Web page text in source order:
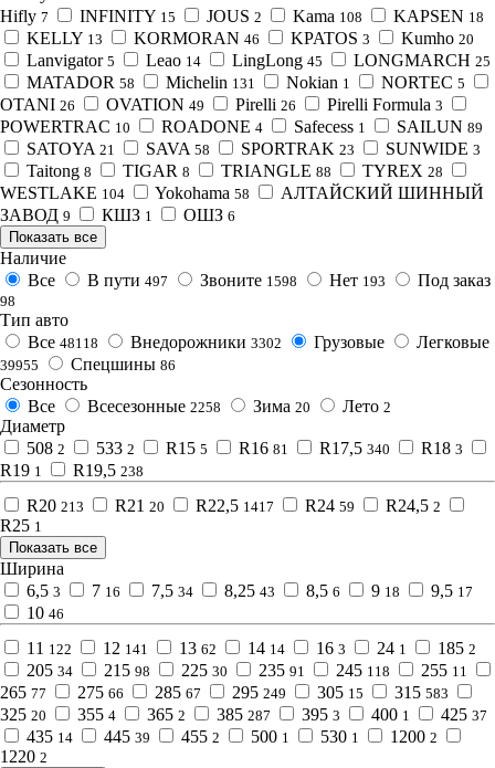
Hifly 7 INFINITY 15 JOUS 2 Kama 108 KAPSEN 18
KELLY 13 KORMORAN 46 KPATOS 3 Kumho 20
Lanvigator 5 Leao 14 LingLong 45 LONGMARCH 25
MATADOR 58 Michelin 131 Nokian 1 NORTEC 5
OTANI 26 OVATION 49 Pirelli 26 Pirelli Formula 3
POWERTRAC 10 ROADONE 4 Safecess 1 SAILUN 89
SATOYA 21 SAVA 58 SPORTRAK 23 SUNWIDE 3
Taitong 8 TIGAR 8 TRIANGLE 88 TYREX 28
WESTLAKE 104 Yokohama 58
АЛТАЙСКИЙ ШИННЫЙ
ЗАВОД 9 КШЗ 1 ОШЗ 6
Показать все
Наличие
Все
В пути 497 Звоните 1598 Нет 193 Под заказ
98
Тип авто
Все 48118 Внедорожники 3302 Грузовые Легковые
39955 Спецшины 86
Сезонность
Все
Всесезонные 2258 Зима 20 Лето 2
Диаметр
508 2 533 2 R15 5 R16 81 R17,5 340 R18 3
R19 1 R19,5 238
R20 213 R21 20 R22,5 1417 R24 59 R24,5 2
R25 1
Показать все
Ширина
6,5 3 7 16 7,5 34 8,25 43 8,5 6 9 18 9,5 17
10 46
11 122 12 141 13 62 14 14 16 3 24 1 185 2
205 34 215 98 225 30 235 91 245 118 255 11
265 77 275 66 285 67 295 249 305 15 315 583
325 20 355 4 365 2 385 287 395 3 400 1 425 37
435 14 445 39 455 2 500 1 530 1 1200 2
1220 2